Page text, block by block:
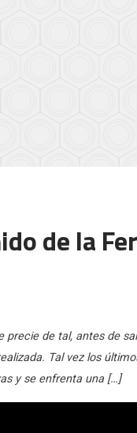
de la
de tal, antes de
Tal vez los
y se enfrenta una […]